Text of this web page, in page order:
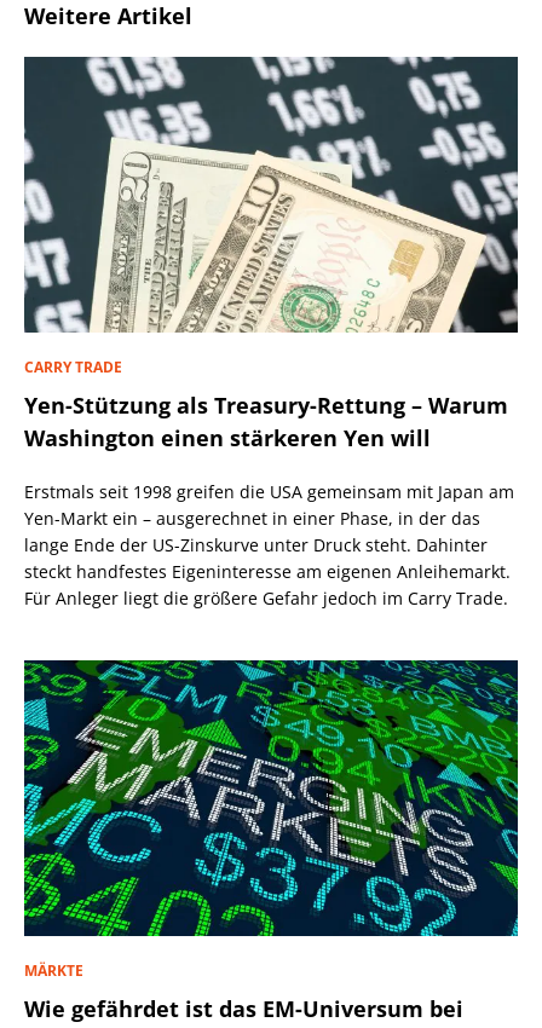
Weitere Artikel
CARRY TRADE
Yen-Stützung als Treasury-Rettung – Warum
Washington einen stärkeren Yen will
Erstmals seit 1998 greifen die USA gemeinsam mit Japan am
Yen-Markt ein – ausgerechnet in einer Phase, in der das
lange Ende der US-Zinskurve unter Druck steht. Dahinter
steckt handfestes Eigeninteresse am eigenen Anleihemarkt.
Für Anleger liegt die größere Gefahr jedoch im Carry Trade.
MÄRKTE
Wie gefährdet ist das EM-Universum bei